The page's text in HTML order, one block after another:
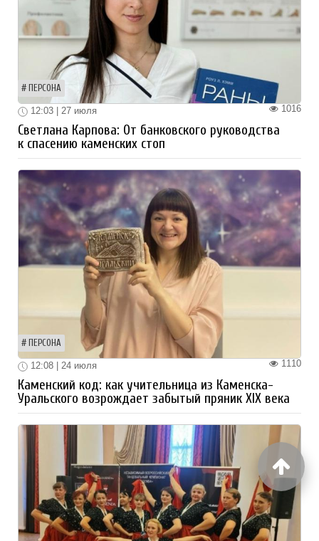
ПЕРСОНА
1016
12:03 | 27 июля
Светлана Карпова: От банковского руководства
к спасению каменских стоп
ПЕРСОНА
1110
12:08 | 24 июля
Каменский код: как учительница из Каменска-
Уральского возрождает забытый пряник XIX века